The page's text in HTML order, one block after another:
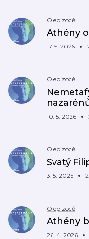
O epizodě
Athény
17. 5. 2026
O epizodě
10. 5. 2026
O epizodě
Svatý
3. 5. 2026
O epizodě
Athény
26. 4. 2026